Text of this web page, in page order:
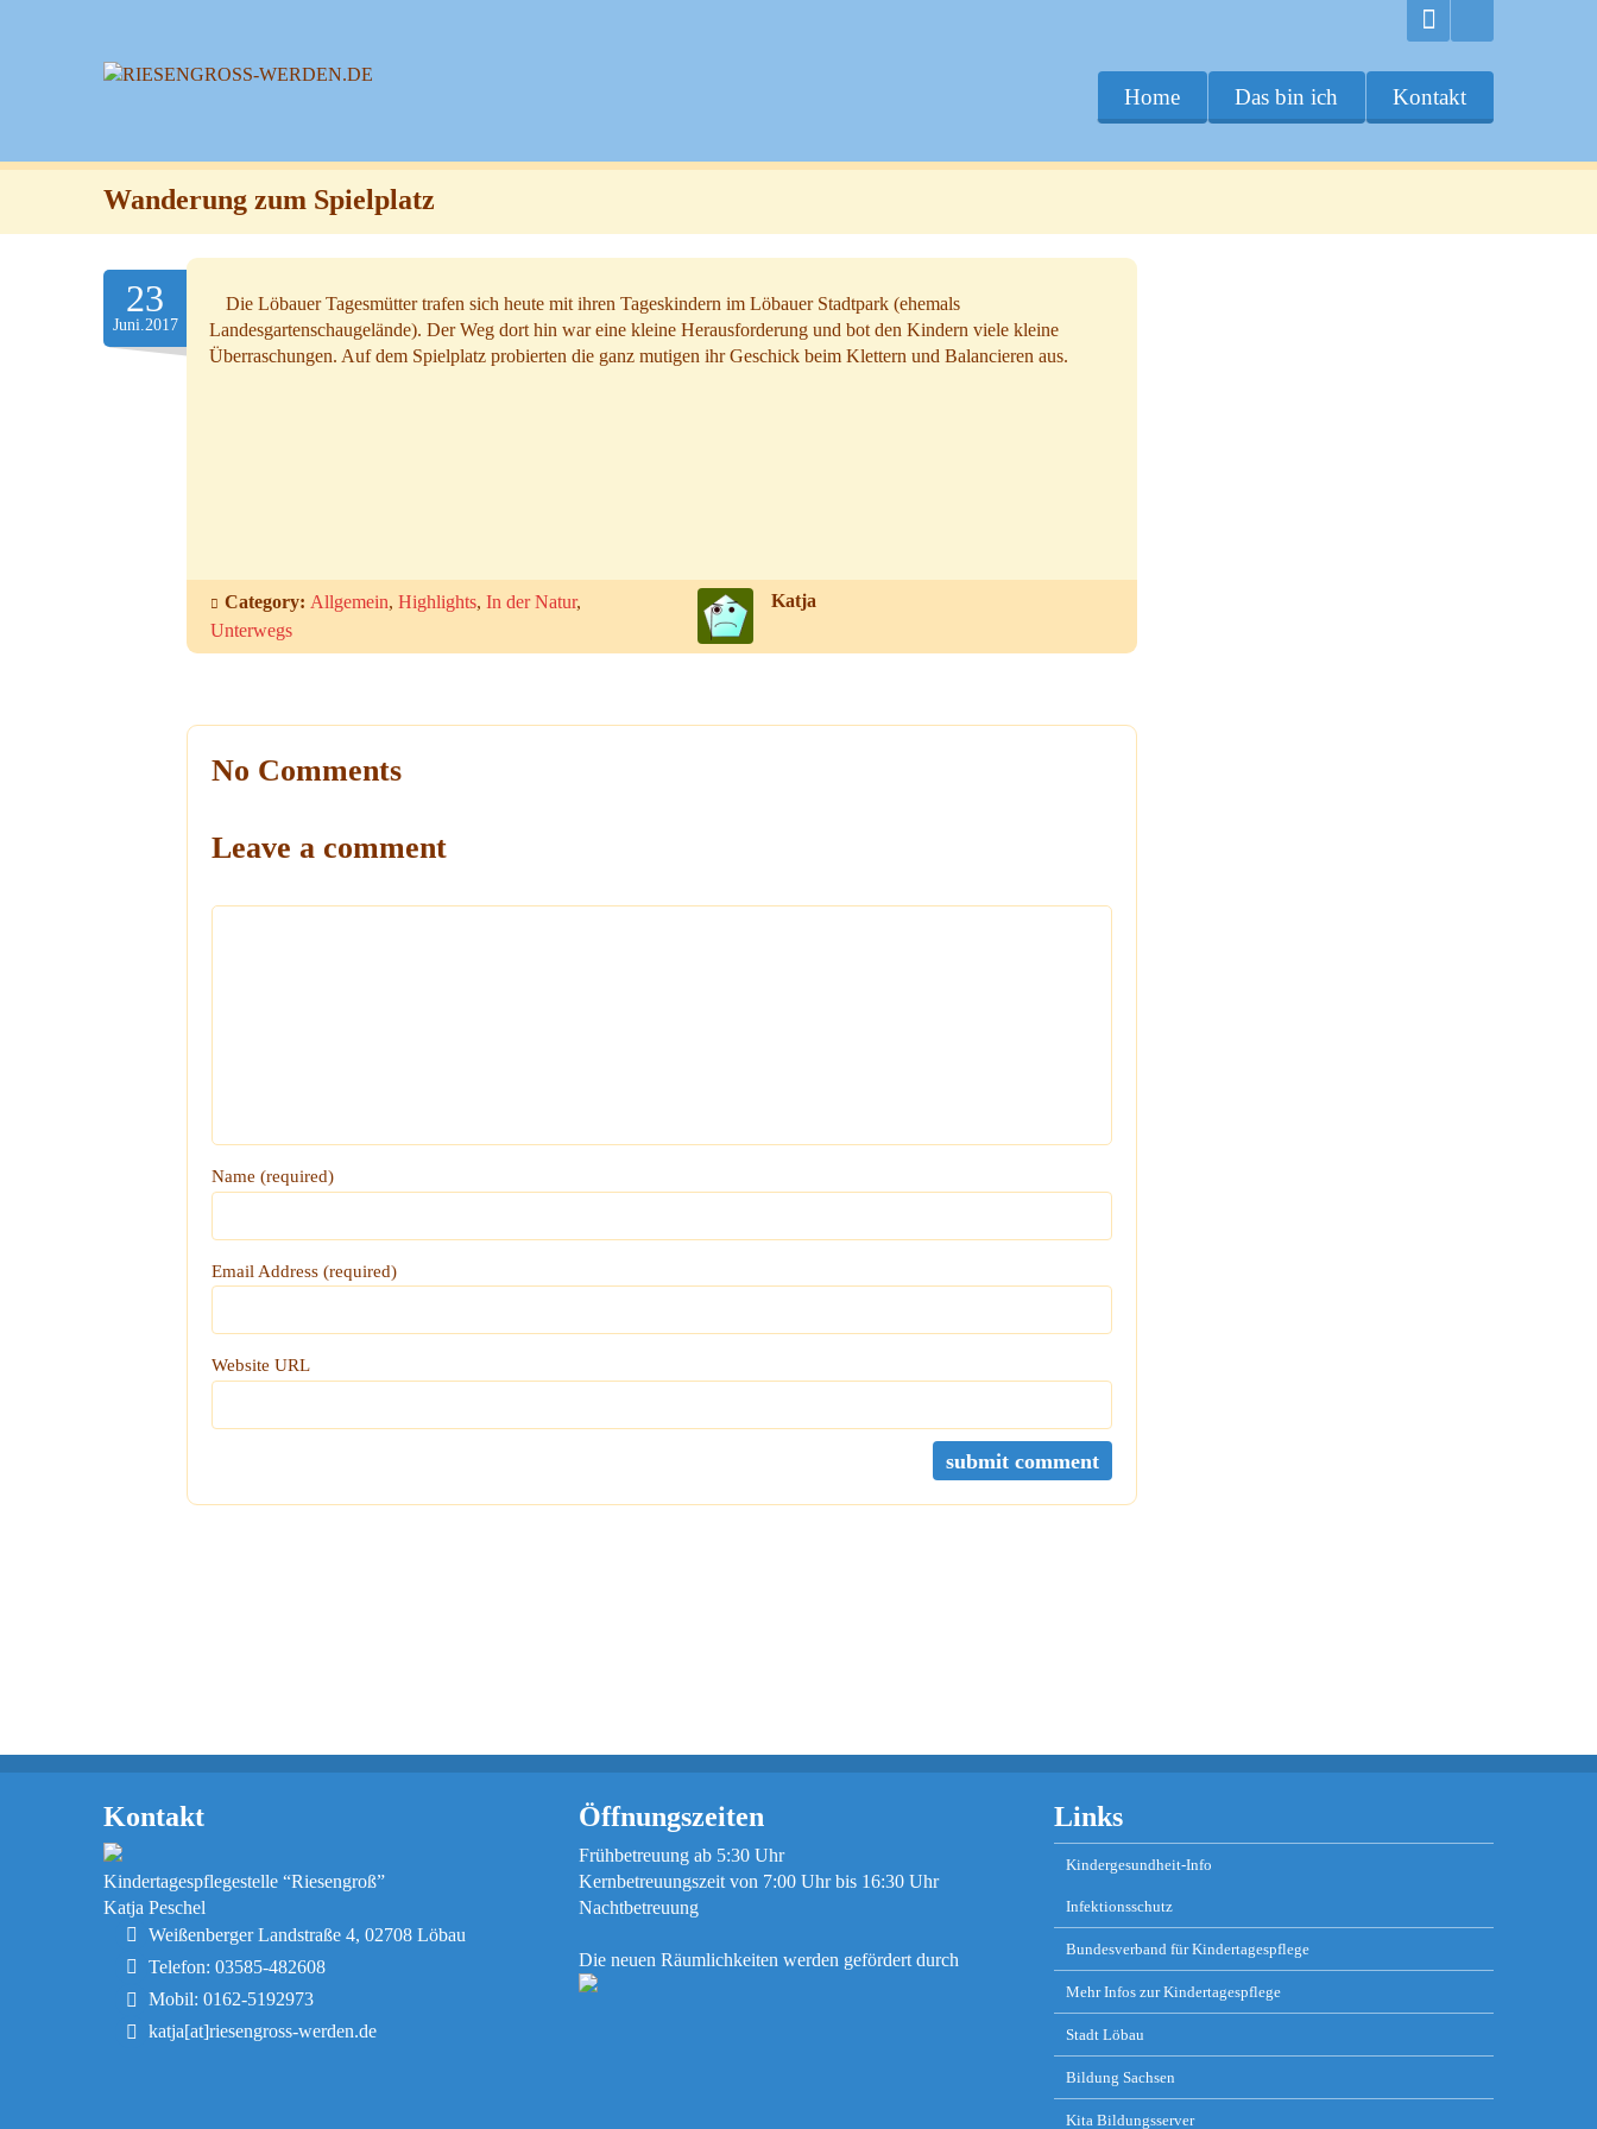
Home Das bin ich Kontakt
Wanderung zum Spielplatz
23
Juni.2017
Die Löbauer Tagesmütter trafen sich heute mit ihren Tageskindern im Löbauer Stadtpark (ehemals
Landesgartenschaugelände). Der Weg dort hin war eine kleine Herausforderung und bot den Kindern viele kleine
Überraschungen. Auf dem Spielplatz probierten die ganz mutigen ihr Geschick beim Klettern und Balancieren aus.
Katja
Category: Allgemein, Highlights, In der Natur,
Unterwegs
No Comments
Leave a comment
Name (required)
Email Address (required)
Website URL
Kontakt
Kindertagespflegestelle “Riesengroß”
Katja Peschel
Weißenberger Landstraße 4, 02708 Löbau
Telefon: 03585-482608
Mobil: 0162-5192973
katja[at]riesengross-werden.de
Öffnungszeiten
Frühbetreuung ab 5:30 Uhr
Kernbetreuungszeit von 7:00 Uhr bis 16:30 Uhr
Nachtbetreuung
Die neuen Räumlichkeiten werden gefördert durch
Links
Kindergesundheit-Info
Infektionsschutz
Bundesverband für Kindertagespflege
Mehr Infos zur Kindertagespflege
Stadt Löbau
Bildung Sachsen
Kita Bildungsserver